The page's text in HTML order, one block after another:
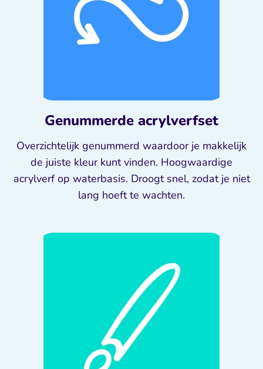
Genummerde acrylverfset
Overzichtelijk genummerd waardoor je makkelijk
de juiste kleur kunt vinden. Hoogwaardige
acrylverf op waterbasis. Droogt snel, zodat je niet
lang hoeft te wachten.